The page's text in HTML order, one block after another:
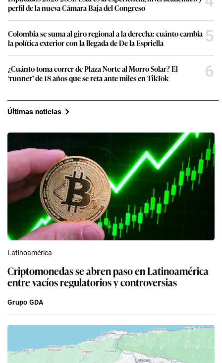
perfil de la nueva Cámara Baja del Congreso
Colombia se suma al giro regional a la derecha: cuánto cambia
la política exterior con la llegada de De la Espriella
5
¿Cuánto toma correr de Plaza Norte al Morro Solar? El
‘runner’ de 18 años que se reta ante miles en TikTok
6
Últimas noticias
Latinoamérica
Criptomonedas se abren paso en Latinoamérica
entre vacíos regulatorios y controversias
Grupo GDA